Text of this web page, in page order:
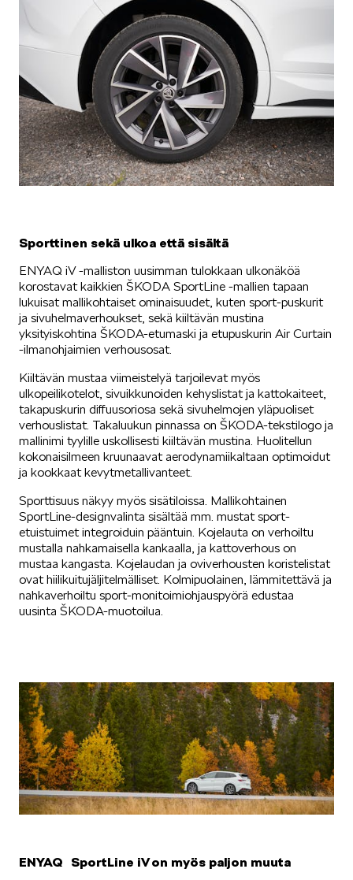
Sporttinen sekä ulkoa että sisältä
ENYAQ iV -malliston uusimman tulokkaan ulkonäköä
korostavat kaikkien ŠKODA SportLine -mallien tapaan
lukuisat mallikohtaiset ominaisuudet, kuten sport-puskurit
ja sivuhelmaverhoukset, sekä kiiltävän mustina
yksityiskohtina ŠKODA-etumaski ja etupuskurin Air Curtain
-ilmanohjaimien verhousosat.
Kiiltävän mustaa viimeistelyä tarjoilevat myös
ulkopeilikotelot, sivuikkunoiden kehyslistat ja kattokaiteet,
takapuskurin diffuusoriosa sekä sivuhelmojen yläpuoliset
verhouslistat. Takaluukun pinnassa on ŠKODA-tekstilogo ja
mallinimi tyylille uskollisesti kiiltävän mustina. Huolitellun
kokonaisilmeen kruunaavat aerodynamiikaltaan optimoidut
ja kookkaat kevytmetallivanteet.
Sporttisuus näkyy myös sisätiloissa. Mallikohtainen
SportLine-designvalinta sisältää mm. mustat sport-
etuistuimet integroiduin pääntuin. Kojelauta on verhoiltu
mustalla nahkamaisella kankaalla, ja kattoverhous on
mustaa kangasta. Kojelaudan ja oviverhousten koristelistat
ovat hiilikuitujäljitelmälliset. Kolmipuolainen, lämmitettävä ja
nahkaverhoiltu sport-monitoimiohjauspyörä edustaa
uusinta ŠKODA-muotoilua.
ENYAQ SportLine iV on myös paljon muuta